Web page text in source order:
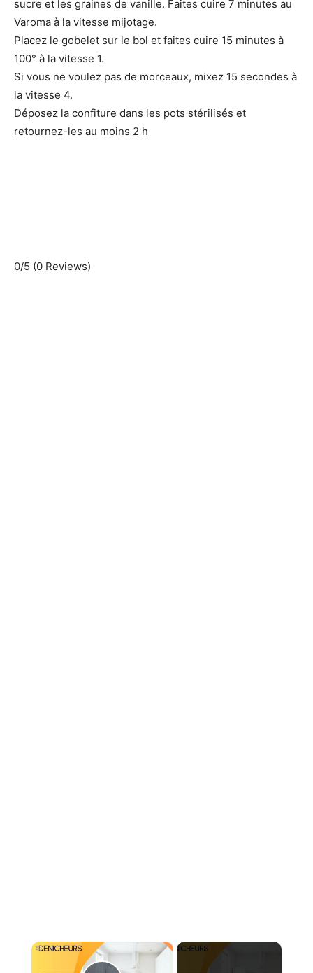
sucre et les graines de vanille. Faites cuire 7 minutes au
Varoma à la vitesse mijotage.
Placez le gobelet sur le bol et faites cuire 15 minutes à
100° à la vitesse 1.
Si vous ne voulez pas de morceaux, mixez 15 secondes à
la vitesse 4.
Déposez la confiture dans les pots stérilisés et
retournez-les au moins 2 h
0/5 (0 Reviews)
×